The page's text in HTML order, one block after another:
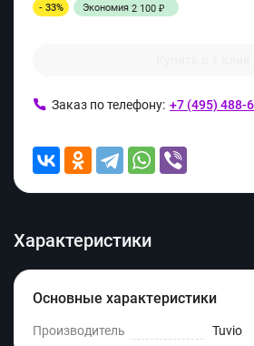
- 33% Экономия 2 100 ₽
Заказ по телефону: +7 (495) 488-
Характеристики
Основные характеристики
Производитель Tuvio